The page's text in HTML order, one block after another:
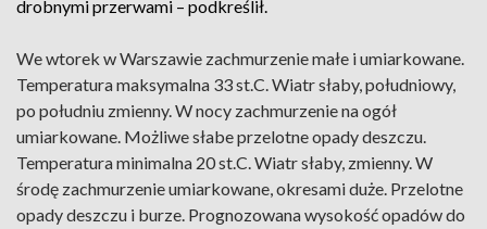
drobnymi przerwami – podkreślił.
We wtorek w Warszawie zachmurzenie małe i umiarkowane.
Temperatura maksymalna 33 st.C. Wiatr słaby, południowy,
po południu zmienny. W nocy zachmurzenie na ogół
umiarkowane. Możliwe słabe przelotne opady deszczu.
Temperatura minimalna 20 st.C. Wiatr słaby, zmienny. W
środę zachmurzenie umiarkowane, okresami duże. Przelotne
opady deszczu i burze. Prognozowana wysokość opadów do